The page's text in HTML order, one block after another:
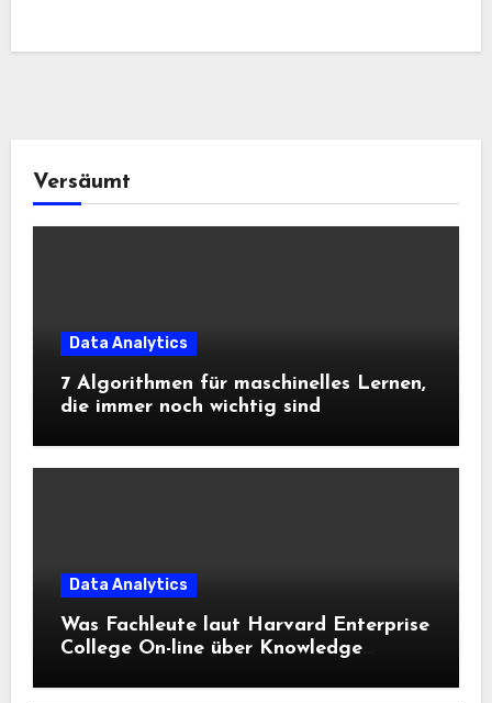
Versäumt
Data Analytics
7 Algorithmen für maschinelles Lernen,
die immer noch wichtig sind
Data Analytics
Was Fachleute laut Harvard Enterprise
College On-line über Knowledge